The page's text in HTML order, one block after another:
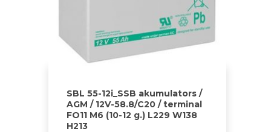
SBL 55-12i_SSB akumulators /
AGM / 12V-58.8/C20 / terminal
FO11 M6 (10-12 g.) L229 W138
H213